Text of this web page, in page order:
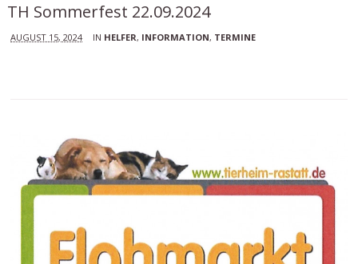
TH Sommerfest 22.09.2024
AUGUST 15, 2024 IN HELFER, INFORMATION, TERMINE